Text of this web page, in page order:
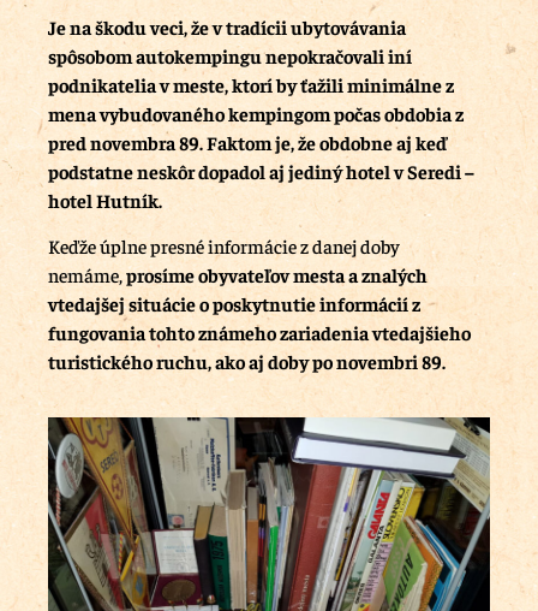
Je na škodu veci, že v tradícii ubytovávania
spôsobom autokempingu nepokračovali iní
podnikatelia v meste, ktorí by ťažili minimálne z
mena vybudovaného kempingom počas obdobia z
pred novembra 89. Faktom je, že obdobne aj keď
podstatne neskôr dopadol aj jediný hotel v Seredi –
hotel Hutník.
Keďže úplne presné informácie z danej doby
nemáme,prosíme obyvateľov mesta a znalých
vtedajšej situácie o poskytnutie informácií z
fungovania tohto známeho zariadenia vtedajšieho
turistického ruchu, ako aj doby po novembri 89.